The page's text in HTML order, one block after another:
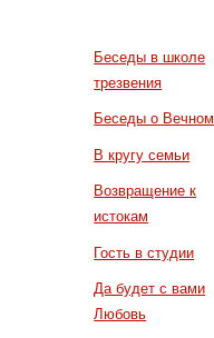
Беседы в школе
трезвения
Беседы о Вечном
В кругу семьи
Возвращение к
истокам
Гость в студии
Да будет с вами
Любовь